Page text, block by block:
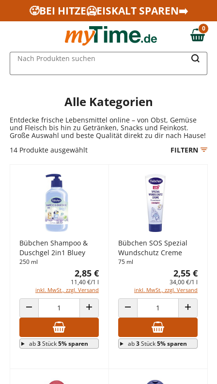
Zum Hauptinhalt springen
Zur Navigation springen
Zur Suche springen
🥵BEI HITZE🥶EISKALT SPAREN➡️
0,00 €
0
Nach Produkten suchen
Alle Kategorien
Entdecke frische Lebensmittel online – von Obst, Gemüse
und Fleisch bis hin zu Getränken, Snacks und Feinkost.
Große Auswahl und beste Qualität direkt zu dir nach Hause!
14 Produkte ausgewählt FILTERN
Bübchen Shampoo &
Duschgel 2in1 Bluey
250 ml
2,85 €
11,40 €/1 l
inkl. MwSt., zzgl. Versand
ANZAHL VERRINGERN ANZAHL ERHÖHEN
ab3Stück5% sparen
Bübchen SOS Spezial
Wundschutz Creme
75 ml
2,55 €
34,00 €/1 l
inkl. MwSt., zzgl. Versand
ANZAHL VERRINGERN ANZAHL
ab3Stück5% sparen